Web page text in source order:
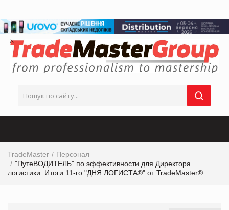
TradeMaster
Персонал
"ПутеВОДИТЕЛЬ" по эффективности для Директора
логистики. Итоги 11-го "ДНЯ ЛОГИСТА®" от TradeMaster®